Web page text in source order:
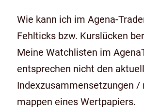
Wie kann ich im Agena-
Fehlticks bzw. Kurslücken
Meine Watchlisten im
entsprechen nicht den
Indexzusammensetzungen /
mappen eines Wertpapiers.